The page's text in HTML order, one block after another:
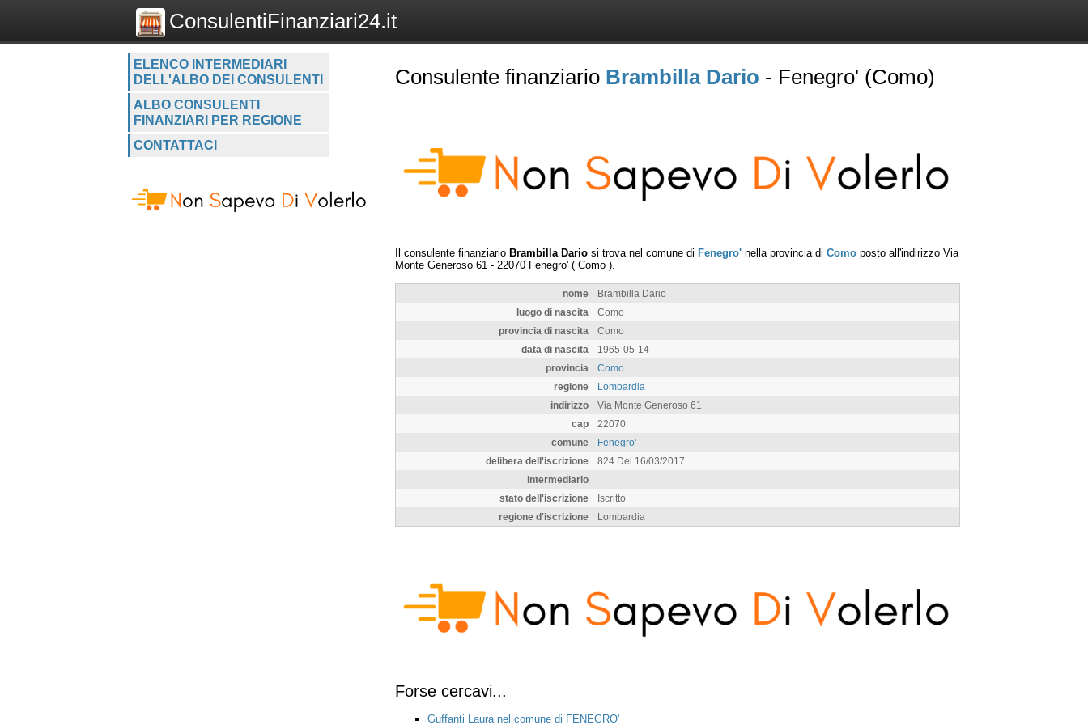
ConsulentiFinanziari24.it
ELENCO INTERMEDIARI
DELL'ALBO DEI CONSULENTI
ALBO CONSULENTI
FINANZIARI PER REGIONE
CONTATTACI
Consulente finanziario Brambilla Dario - Fenegro' (Como)
Il consulente finanziario Brambilla Dario si trova nel comune di Fenegro' nella provincia di Como posto all'indirizzo Via
Monte Generoso 61 - 22070 Fenegro' ( Como ).
nome
Brambilla Dario
luogo di nascita
Como
provincia di nascita
Como
data di nascita
1965-05-14
provincia
Como
regione
Lombardia
indirizzo
Via Monte Generoso 61
cap
22070
comune
Fenegro'
delibera dell'iscrizione
824 Del 16/03/2017
intermediario
stato dell'iscrizione
Iscritto
regione d'iscrizione
Lombardia
Forse cercavi...
Guffanti Laura nel comune di FENEGRO'